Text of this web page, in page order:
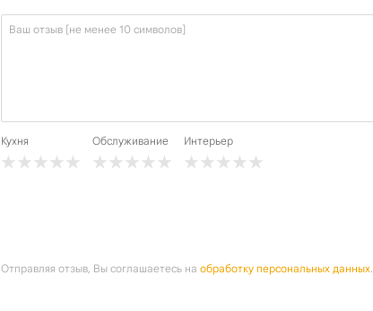
Кухня Обслуживание Интерьер
Отправляя отзыв, Вы соглашаетесь на обработку персональных данных.